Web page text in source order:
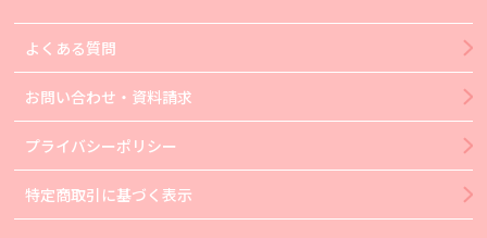
よくある質問
お問い合わせ・資料請求
プライバシーポリシー
特定商取引に基づく表示